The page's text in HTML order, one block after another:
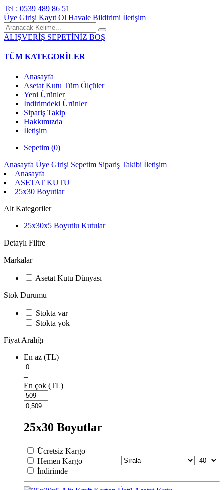
Tel : 0539 489 86 51
Üye Girişi Kayıt Ol Havale Bildirimi İletişim
ALIŞVERİŞ SEPETİNİZ BOŞ
TÜM KATEGORİLER
Anasayfa
Asetat Kutu Tüm Ölçüler
Yeni Ürünler
İndirimdeki Ürünler
Sipariş Takip
Hakkımızda
İletişim
Sepetim (0)
Anasayfa Üye Girişi Sepetim Sipariş Takibi İletişim
Anasayfa
ASETAT KUTU
25x30 Boyutlar
Alt Kategoriler
25x30x5 Boyutlu Kutular
Detaylı Filtre
Markalar
Asetat Kutu Dünyası
Stok Durumu
Stokta var
Stokta yok
Fiyat Aralığı
En az (TL)
–
En çok (TL)
25x30 Boyutlar
Ücretsiz Kargo
Hemen Kargo
İndirimde